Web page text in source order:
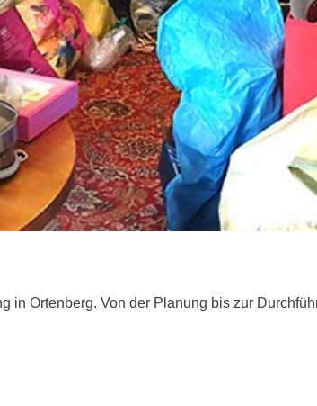
Ortenberg. Von der Planung bis zur